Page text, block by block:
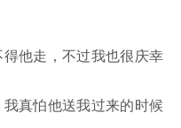
他走，不过我也很庆幸
真怕他送我过来的时候